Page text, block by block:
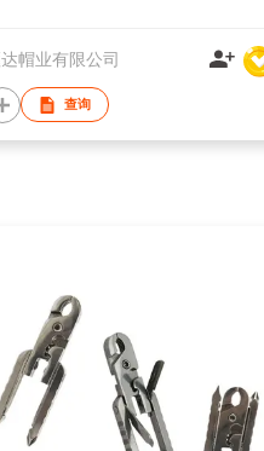
帽业有限公司
查询